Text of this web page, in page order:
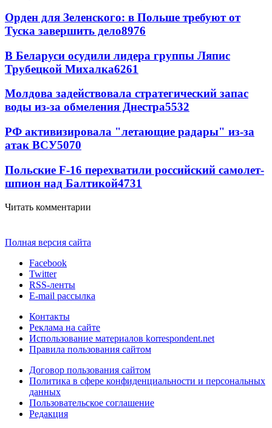
Орден для Зеленского: в Польше требуют от
Туска завершить дело8976
В Беларуси осудили лидера группы Ляпис
Трубецкой Михалка6261
Молдова задействовала стратегический запас
воды из-за обмеления Днестра5532
РФ активизировала "летающие радары" из-за
атак ВСУ5070
Польские F-16 перехватили российский самолет-
шпион над Балтикой4731
Читать комментарии
Полная версия сайта
Facebook
Twitter
RSS-ленты
E-mail рассылка
Контакты
Реклама на сайте
Использование материалов korrespondent.net
Правила пользования сайтом
Договор пользования сайтом
Политика в сфере конфиденциальности и персональных
данных
Пользовательское соглашение
Редакция